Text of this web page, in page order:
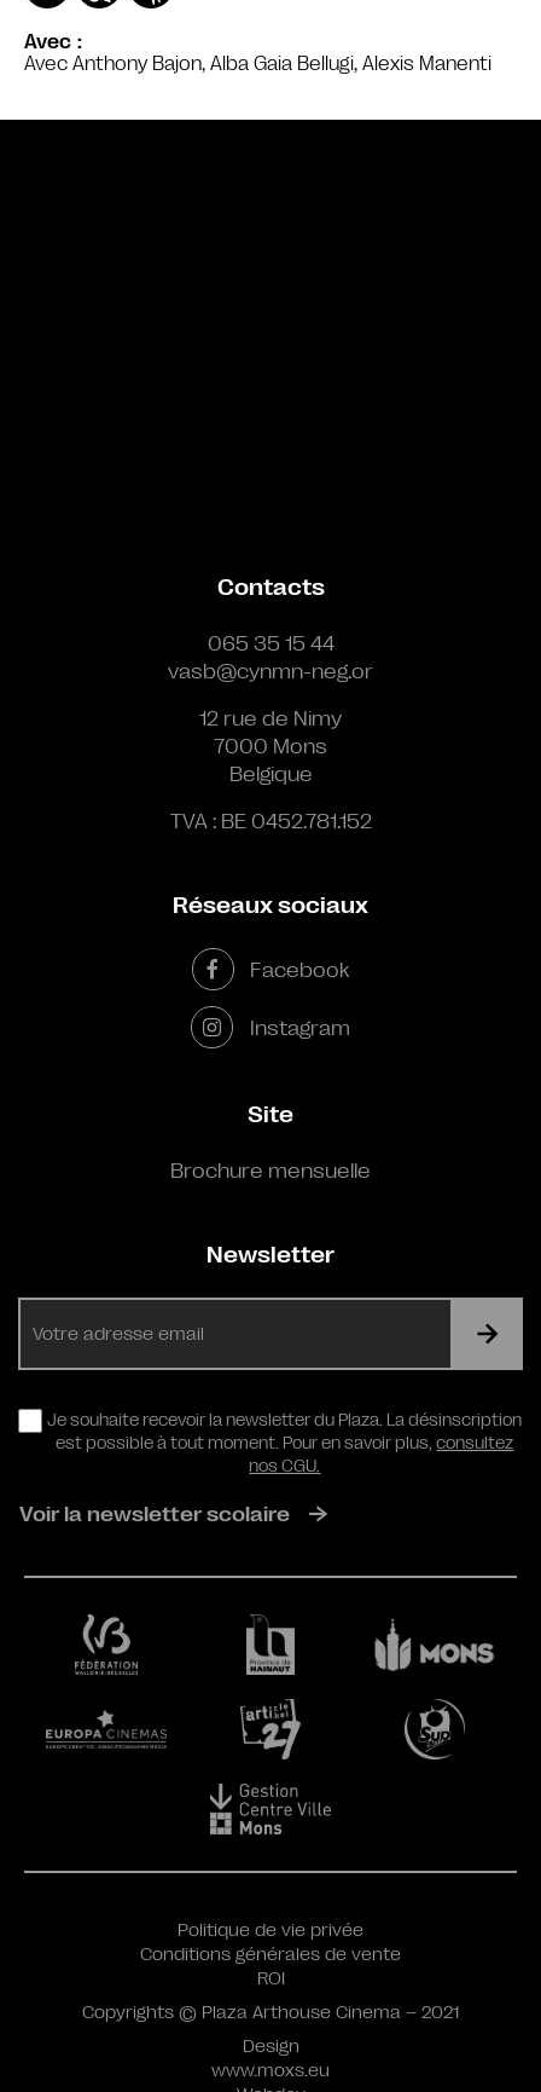
Avec
Avec Anthony Bajon, Alba Gaia Bellugi, Alexis Manenti
Contacts
065 35 15 44
vasb@cynmn-neg.or
12 rue de Nimy
7000 Mons
Belgique
TVA : BE 0452.781.152
Réseaux sociaux
Facebook
Instagram
Site
Brochure mensuelle
Newsletter
RGPD
Je souhaite recevoir la newsletter du Plaza. La désinscription
est possible à tout moment. Pour en savoir plus,consultez
nos CGU.
Voir la newsletter scolaire
Design
www.moxs.eu
Politique de vie privée
Conditions générales de vente
ROI
Copyrights © Plaza Arthouse Cinema – 2021